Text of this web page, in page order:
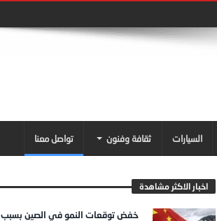
السيارات ثقافة وفنون تواصل معنا
اخبار الاكثر مشاهدة
خفض توقعات النمو في الصين بسبب